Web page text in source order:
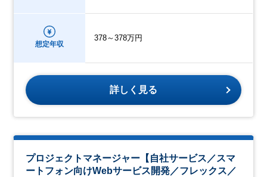
想定年収
378～378万円
詳しく見る
プロジェクトマネージャー【自社サービス／スマ
ートフォン向けWebサービス開発／フレックス／